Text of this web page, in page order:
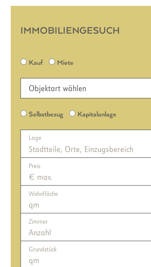
IMMOBILIENGESUCH
Vertriebsart
Kauf Miete
Objektart
Nutzungsart
Selbstbezug Kapitalanlage
Objektdetails
Lage
Preis
Wohnfläche
Zimmer
Grundstück